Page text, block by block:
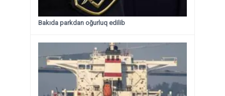
Bakıda parkdan oğurluq edilib